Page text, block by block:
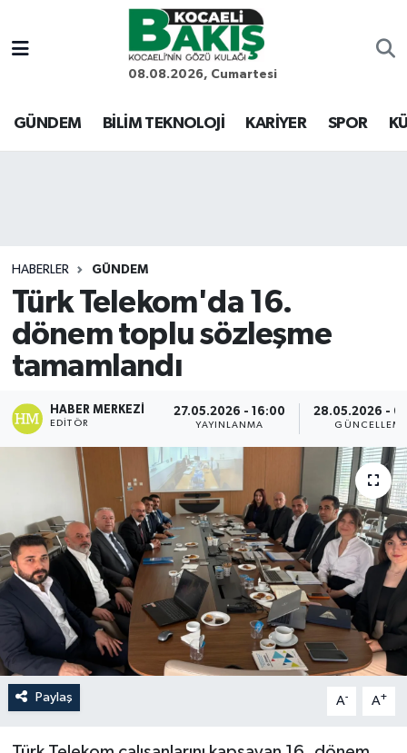
08.08.2026, Cumartesi
GÜNDEM BİLİM TEKNOLOJİ KARİYER SPOR
HABERLER GÜNDEM
Türk Telekom'da 16.
dönem toplu sözleşme
tamamlandı
HABER MERKEZI
EDITÖR
27.05.2026 - 16:00
YAYINLANMA
28.05.2026 -
Paylaş A- A+
Kocaeli Nöbetçi Eczaneler
Kocaeli Hava Durumu
Son Dakika Haberleri
Haber Arşivi